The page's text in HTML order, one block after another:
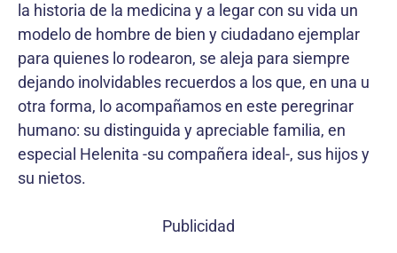
la historia de la medicina y a legar con su vida un
modelo de hombre de bien y ciudadano ejemplar
para quienes lo rodearon, se aleja para siempre
dejando inolvidables recuerdos a los que, en una u
otra forma, lo acompañamos en este peregrinar
humano: su distinguida y apreciable familia, en
especial Helenita -su compañera ideal-, sus hijos y
su nietos.
Publicidad